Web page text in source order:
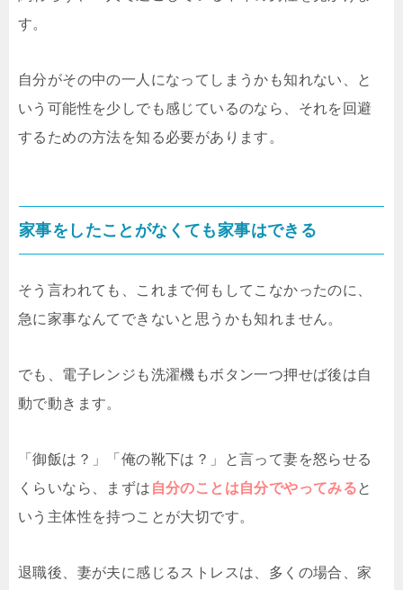
す。
自分がその中の一人になってしまうかも知れない、と
いう可能性を少しでも感じているのなら、それを回避
するための方法を知る必要があります。
家事をしたことがなくても家事はできる
そう言われても、これまで何もしてこなかったのに、
急に家事なんてできないと思うかも知れません。
でも、電子レンジも洗濯機もボタン一つ押せば後は自
動で動きます。
「御飯は？」「俺の靴下は？」と言って妻を怒らせる
くらいなら、まずは 自分のことは自分でやってみると
いう主体性を持つことが大切です。
退職後、妻が夫に感じるストレスは、多くの場合、家